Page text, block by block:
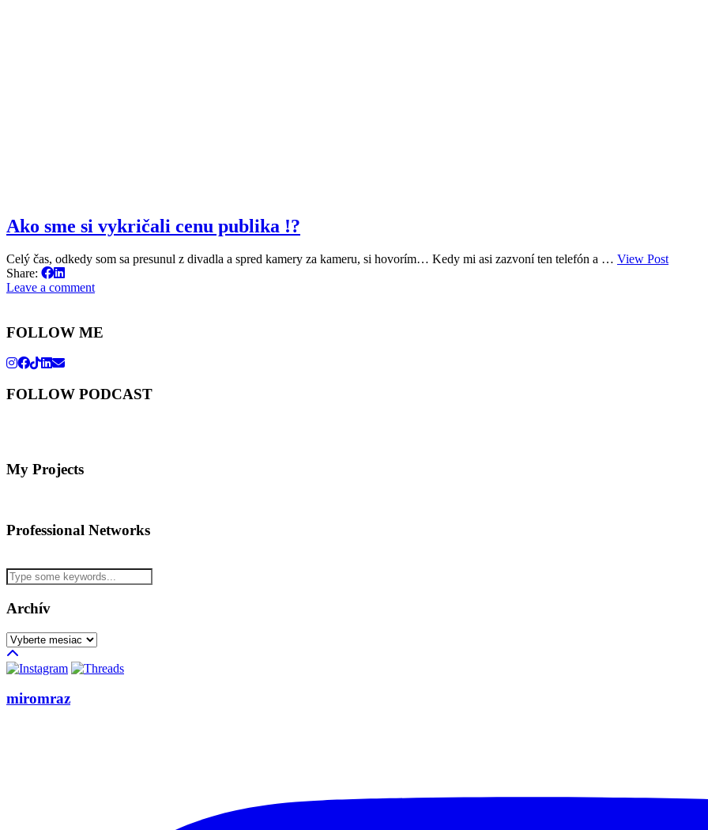
Ako sme si vykričali cenu publika !?
Celý čas, odkedy som sa presunul z divadla a spred kamery za kameru, si hovorím… Kedy mi asi zazvoní ten telefón a … View Post
Share:
Leave a comment
FOLLOW ME
FOLLOW PODCAST
My Projects
Professional Networks
Archív
Archív
miromraz